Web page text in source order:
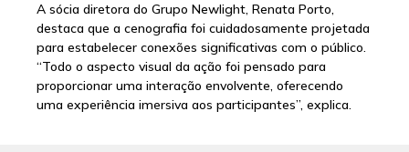
A sócia diretora do Grupo Newlight, Renata Porto,
destaca que a cenografia foi cuidadosamente projetada
para estabelecer conexões significativas com o público.
“Todo o aspecto visual da ação foi pensado para
proporcionar uma interação envolvente, oferecendo
uma experiência imersiva aos participantes”, explica.